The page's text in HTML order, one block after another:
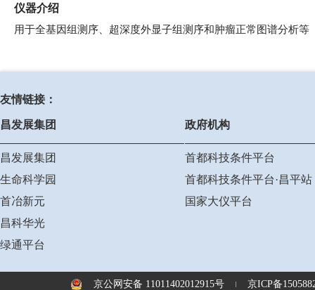
仪器介绍
用于全基因组测序、超深度外显子组测序和肿瘤正常图谱分析等
友情链接：
昌发展集团
昌发展集团
生命科学园
首冶新元
昌科华光
绿通平台
政府机构
首都科技条件平台
首都科技条件平台·昌平站
国家大仪平台
京公网安备 11011402012915号 京ICP备